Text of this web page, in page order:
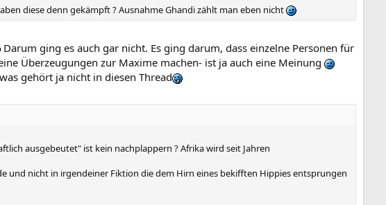
diese denn gekämpft ? Ausnahme Ghandi zählt man eben nicht
Darum ging es auch gar nicht. Es ging darum, dass einzelne Personen für
Überzeugungen zur Maxime machen- ist ja auch eine Meinung
gehört ja nicht in diesen Thread
ausgebeutet" ist kein nachplappern ? Afrika wird seit Jahren
und nicht in irgendeiner Fiktion die dem Hirn eines bekifften Hippies entsprungen